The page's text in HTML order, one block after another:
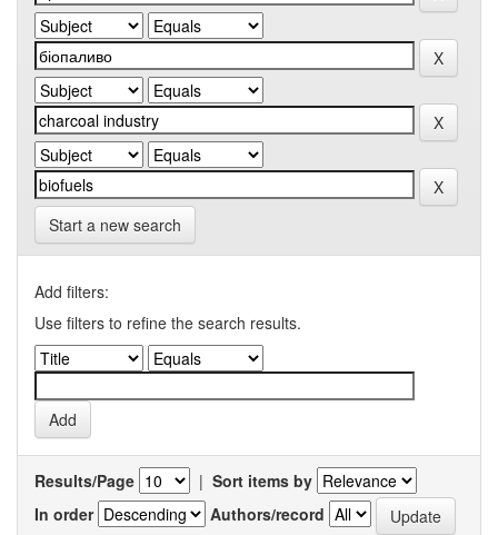
Start a new search
Add filters:
Use filters to refine the search results.
Results/Page | Sort items by
In order
Authors/record